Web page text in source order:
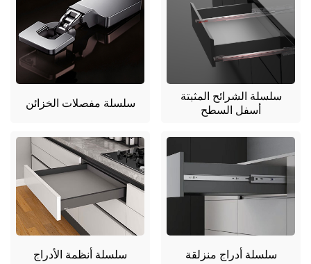
سلسلة مفصلات الخزائن
سلسلة الشرائح المثبتة
أسفل السطح
سلسلة أنظمة الأدراج سلسلة أدراج منزلقة